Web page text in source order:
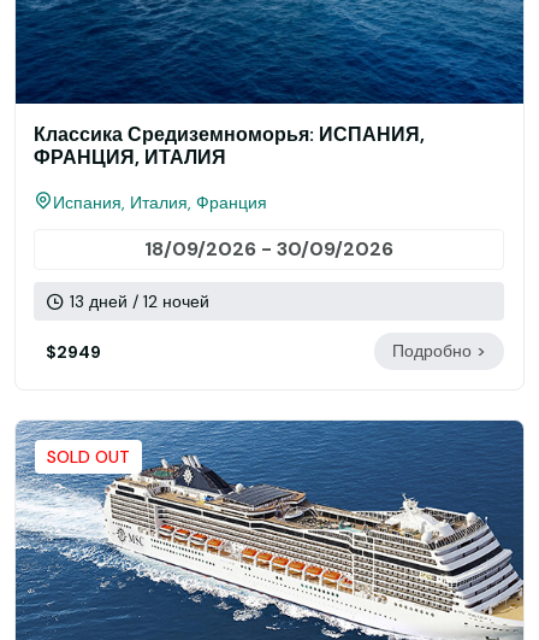
Классика Средиземноморья: ИСПАНИЯ,
ФРАНЦИЯ, ИТАЛИЯ
Испания, Италия, Франция
18/09/2026 - 30/09/2026
13 дней / 12 ночей
$2949 Подробно >
SOLD OUT